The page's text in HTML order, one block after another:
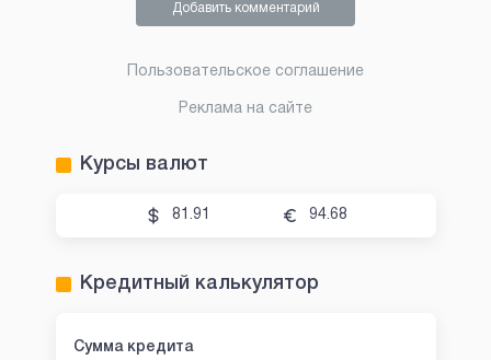
Добавить комментарий
Пользовательское соглашение
Реклама на сайте
Курсы валют
81.91 94.68
Кредитный калькулятор
Сумма кредита